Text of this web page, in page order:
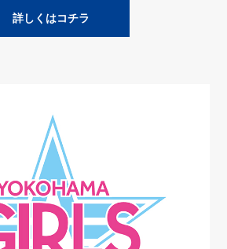
詳しくはコチラ